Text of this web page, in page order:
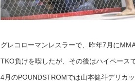
グレコローマンレスラーで、昨年7月に
TKO負けを喫したが、その後はハイペース
4月のPOUNDSTROMでは山本健斗デリカ